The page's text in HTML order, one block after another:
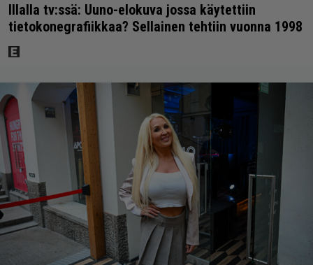
Illalla tv:ssä: Uuno-elokuva jossa käytettiin
tietokonegrafiikkaa? Sellainen tehtiin vuonna 1998